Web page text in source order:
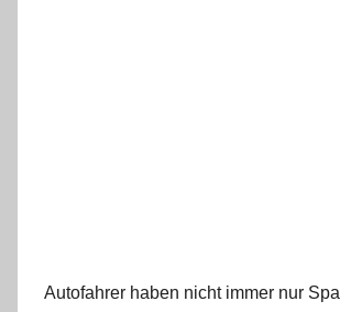
Autofahrer haben nicht immer nur